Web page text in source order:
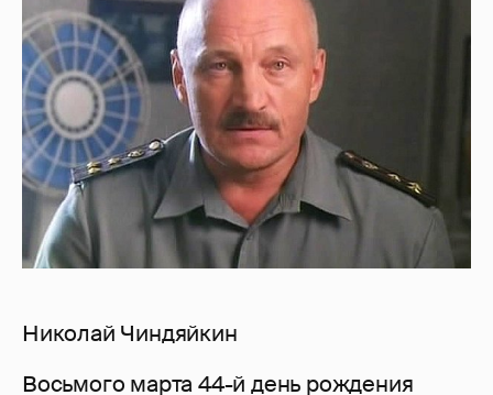
Николай Чиндяйкин
Восьмого марта 44-й день рождения